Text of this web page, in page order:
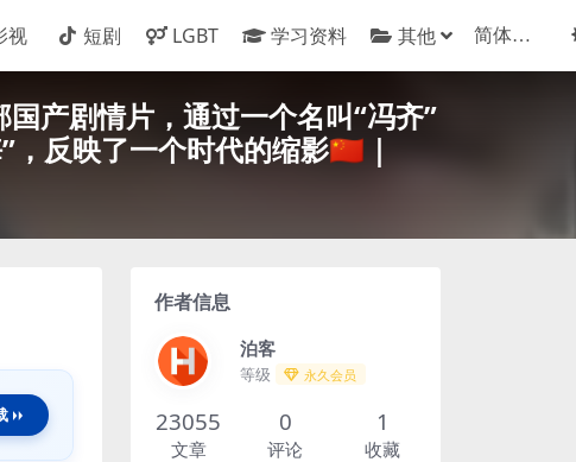
视 短剧 LGBT 学习资料 其他
产剧情片，通过一个名叫“冯齐”
反映了一个时代的缩影🇨🇳｜
作者信息
泊客
等级 永久会员
23055
文章
0
评论
1
收藏